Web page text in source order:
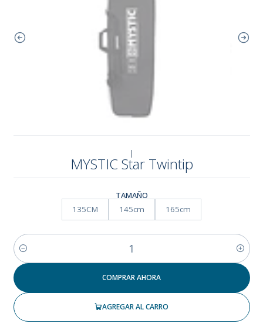
|
MYSTIC Star Twintip
TAMAÑO
135CM
145cm 165cm
Cantidad
AGREGAR AL CARRO
COMPRAR AHORA